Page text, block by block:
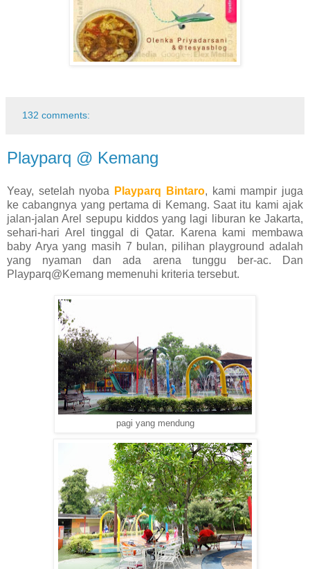
132 comments:
Playparq @ Kemang
Yeay, setelah nyoba Playparq Bintaro, kami mampir juga
ke cabangnya yang pertama di Kemang. Saat itu kami ajak
jalan-jalan Arel sepupu kiddos yang lagi liburan ke Jakarta,
sehari-hari Arel tinggal di Qatar. Karena kami membawa
baby Arya yang masih 7 bulan, pilihan playground adalah
yang nyaman dan ada arena tunggu ber-ac. Dan
Playparq@Kemang memenuhi kriteria tersebut.
pagi yang mendung